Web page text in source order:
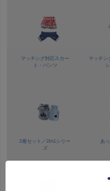
マッチング対応スカー
ト・パンツ
マッチン
2着セット／2in1シリー
ズ
あ